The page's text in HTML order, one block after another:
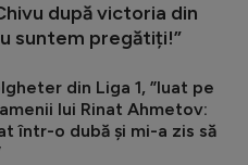
după victoria din
suntem pregătiți!”
din Liga 1, ”luat pe
lui Rinat Ahmetov:
într-o dubă și mi-a zis să